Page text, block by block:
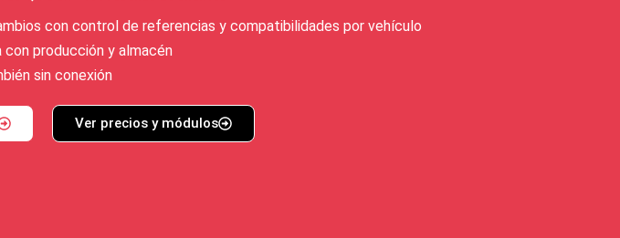
con control de referencias y compatibilidades por vehículo
producción y almacén
sin conexión
Ver precios y módulos